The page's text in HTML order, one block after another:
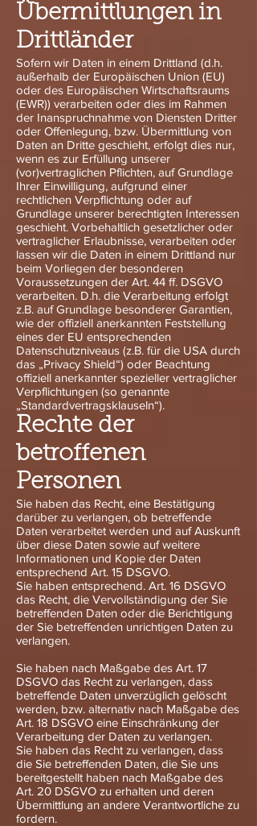
Übermittlungen in
Drittländer
Sofern wir Daten in einem Drittland (d.h.
außerhalb der Europäischen Union (EU)
oder des Europäischen Wirtschaftsraums
(EWR)) verarbeiten oder dies im Rahmen
der Inanspruchnahme von Diensten Dritter
oder Offenlegung, bzw. Übermittlung von
Daten an Dritte geschieht, erfolgt dies nur,
wenn es zur Erfüllung unserer
(vor)vertraglichen Pflichten, auf Grundlage
Ihrer Einwilligung, aufgrund einer
rechtlichen Verpflichtung oder auf
Grundlage unserer berechtigten Interessen
geschieht. Vorbehaltlich gesetzlicher oder
vertraglicher Erlaubnisse, verarbeiten oder
lassen wir die Daten in einem Drittland nur
beim Vorliegen der besonderen
Voraussetzungen der Art. 44 ff. DSGVO
verarbeiten. D.h. die Verarbeitung erfolgt
z.B. auf Grundlage besonderer Garantien,
wie der offiziell anerkannten Feststellung
eines der EU entsprechenden
Datenschutzniveaus (z.B. für die USA durch
das „Privacy Shield“) oder Beachtung
offiziell anerkannter spezieller vertraglicher
Verpflichtungen (so genannte
„Standardvertragsklauseln“).
Rechte der
betroffenen
Personen
Sie haben das Recht, eine Bestätigung
darüber zu verlangen, ob betreffende
Daten verarbeitet werden und auf Auskunft
über diese Daten sowie auf weitere
Informationen und Kopie der Daten
entsprechend Art. 15 DSGVO.
Sie haben entsprechend. Art. 16 DSGVO
das Recht, die Vervollständigung der Sie
betreffenden Daten oder die Berichtigung
der Sie betreffenden unrichtigen Daten zu
verlangen.
Sie haben nach Maßgabe des Art. 17
DSGVO das Recht zu verlangen, dass
betreffende Daten unverzüglich gelöscht
werden, bzw. alternativ nach Maßgabe des
Art. 18 DSGVO eine Einschränkung der
Verarbeitung der Daten zu verlangen.
Sie haben das Recht zu verlangen, dass
die Sie betreffenden Daten, die Sie uns
bereitgestellt haben nach Maßgabe des
Art. 20 DSGVO zu erhalten und deren
Übermittlung an andere Verantwortliche zu
fordern.